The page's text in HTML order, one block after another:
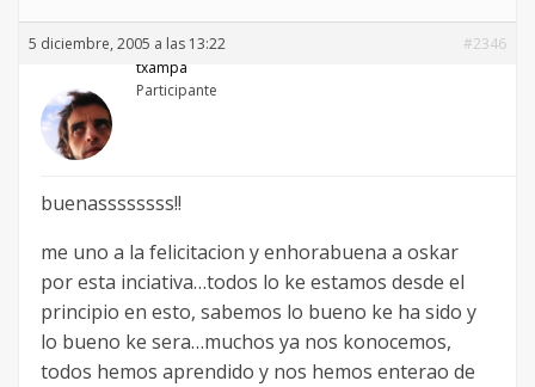
5 diciembre, 2005 a las 13:22
#2346
txampa
Participante
buenassssssss!!
me uno a la felicitacion y enhorabuena a oskar
por esta inciativa…todos lo ke estamos desde el
principio en esto, sabemos lo bueno ke ha sido y
lo bueno ke sera…muchos ya nos konocemos,
todos hemos aprendido y nos hemos enterao de